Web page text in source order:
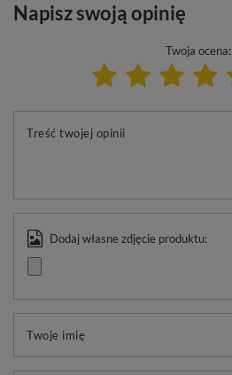
Napisz swoją opinię
Twoja ocena:
Treść twojej opinii
Dodaj własne zdjęcie produktu:
Twoje imię